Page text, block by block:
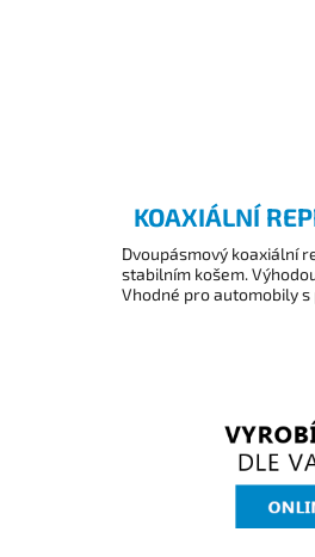
KOAXIÁLNÍ
Dvoupásmový koaxiální
stabilním košem.
Vhodné pro automobily